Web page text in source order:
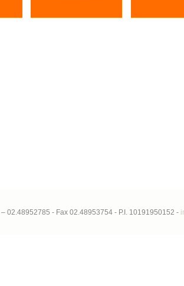
02.48952785 - Fax 02.48953754 - P.I. 10191950152 -